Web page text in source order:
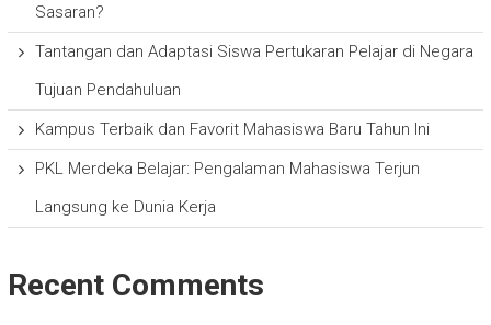
Sasaran?
Tantangan dan Adaptasi Siswa Pertukaran Pelajar di Negara
Tujuan Pendahuluan
Kampus Terbaik dan Favorit Mahasiswa Baru Tahun Ini
PKL Merdeka Belajar: Pengalaman Mahasiswa Terjun
Langsung ke Dunia Kerja
Recent Comments